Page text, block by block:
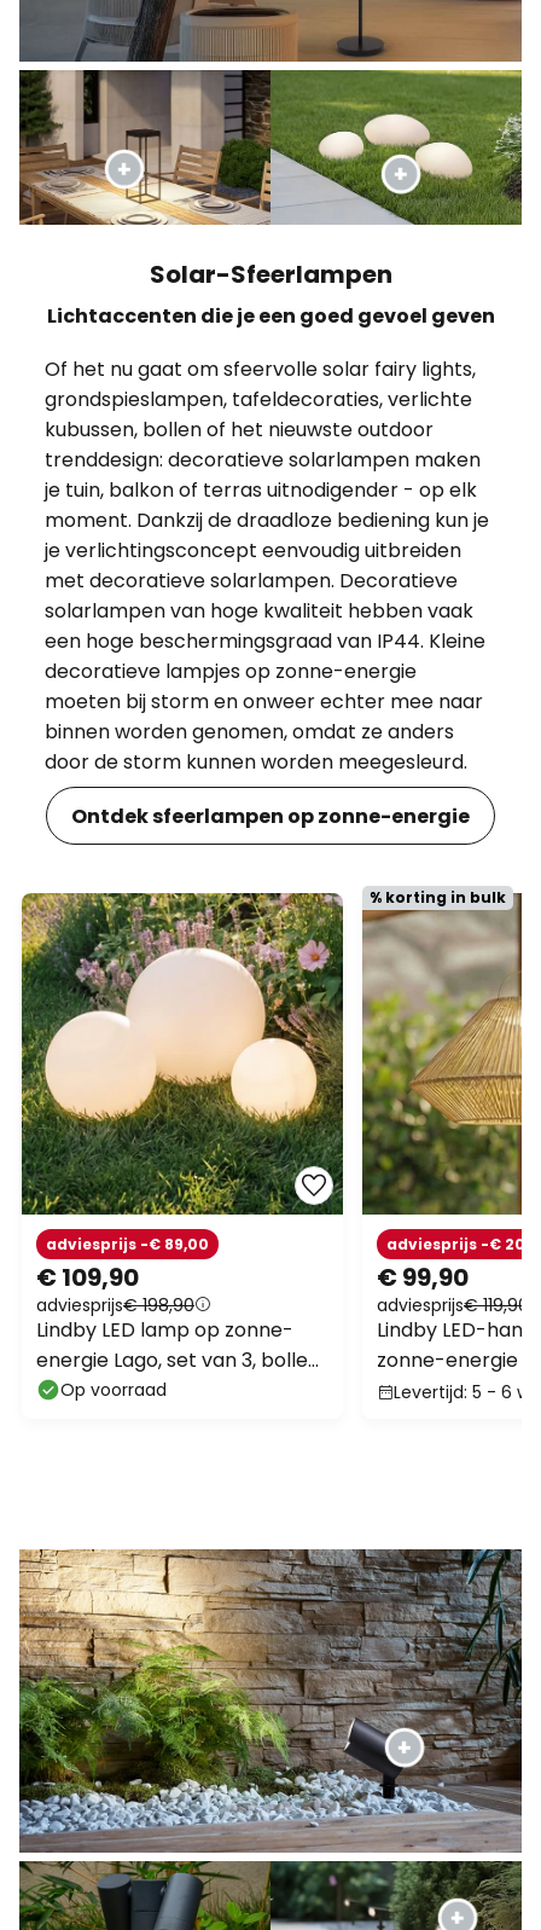
Solar-Sfeerlampen
Lichtaccenten die je een goed gevoel geven
Of het nu gaat om sfeervolle solar fairy lights,
grondspieslampen, tafeldecoraties, verlichte
kubussen, bollen of het nieuwste outdoor
trenddesign: decoratieve solarlampen maken
je tuin, balkon of terras uitnodigender - op elk
moment. Dankzij de draadloze bediening kun je
je verlichtingsconcept eenvoudig uitbreiden
met decoratieve solarlampen. Decoratieve
solarlampen van hoge kwaliteit hebben vaak
een hoge beschermingsgraad van IP44. Kleine
decoratieve lampjes op zonne-energie
moeten bij storm en onweer echter mee naar
binnen worden genomen, omdat ze anders
door de storm kunnen worden meegesleurd.
Ontdek sfeerlampen op zonne-energie
€ 109,90
adviesprijs€ 198,90
adviesprijs -€ 89,00
Lindby LED lamp op zonne-
energie Lago, set van 3, bollen,
grondpin, wit
Op voorraad
% korting in bulk
€ 99,90
adviesprijs€ 119,90
adviesprijs -€
Lindby LED-
zonne-energie
Ø 50 cm, USB,
Levertijd: 5 - 6